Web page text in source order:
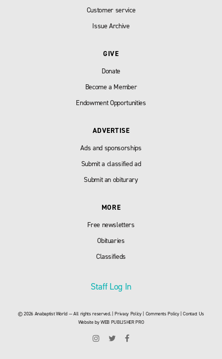
Customer service
Issue Archive
GIVE
Donate
Become a Member
Endowment Opportunities
ADVERTISE
Ads and sponsorships
Submit a classified ad
Submit an obiturary
MORE
Free newsletters
Obituaries
Classifieds
Staff Log In
© 2026 Anabaptist World — All rights reserved. |Privacy Policy| Comments Policy|Contact Us
Website byWEB PUBLISHER PRO